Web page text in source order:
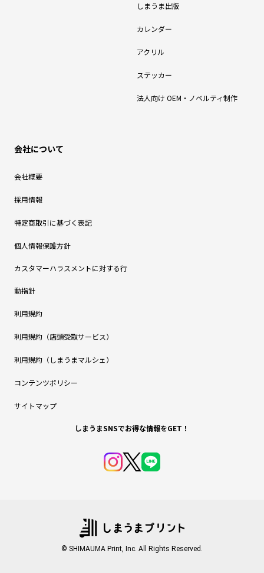
しまうま出版
カレンダー
アクリル
ステッカー
法人向け OEM・ノベルティ制作
会社について
会社概要
採用情報
特定商取引に基づく表記
個人情報保護方針
カスタマーハラスメントに対する行
動指針
利用規約
利用規約（店頭受取サービス）
利用規約（しまうまマルシェ）
コンテンツポリシー
サイトマップ
しまうまSNSでお得な情報をGET！
© SHIMAUMA Print, Inc. All Rights Reserved.